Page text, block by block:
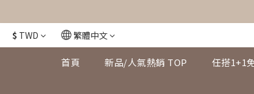
$ TWD 繁體中文
首頁 新品/人氣熱銷 TOP 任搭1+1